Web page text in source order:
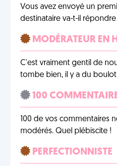
Vous avez envoyé un
destinataire va-t-il répondre
MODÉRATEUR EN
C'est vraiment gentil de
tombe bien, il y a du boulot
100
100 de vos commentaires
modérés. Quel plébiscite !
PERFECTIONNISTE